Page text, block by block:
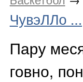
ЧувэЛЛо ...
Пару
говно,